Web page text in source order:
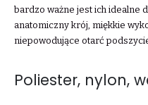
bardzo ważne jest ich idealne
anatomiczny krój, miękkie
niepowodujące otarć
Poliester, nylon,